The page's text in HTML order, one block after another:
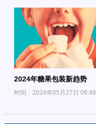
2024年糖果包装新趋势
时间：2024年05月27日 09:48